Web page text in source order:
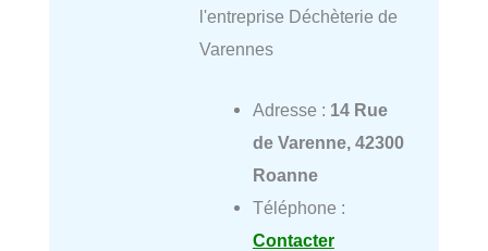
l'entreprise Déchèterie de
Varennes
Adresse : 14 Rue
de Varenne, 42300
Roanne
Téléphone :
Contacter